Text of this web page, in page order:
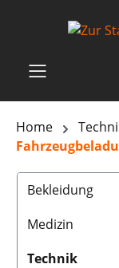
Home
Bekleidung
Medizin
Technik